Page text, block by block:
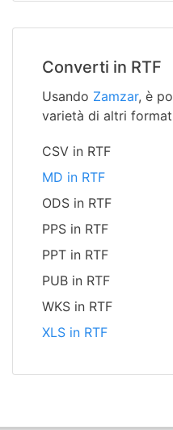
Converti in RTF
Usando Zamzar, è
varietà di altri
CSV in RTF
MD in RTF
ODS in RTF
PPS in RTF
PPT in RTF
PUB in RTF
WKS in RTF
XLS in RTF